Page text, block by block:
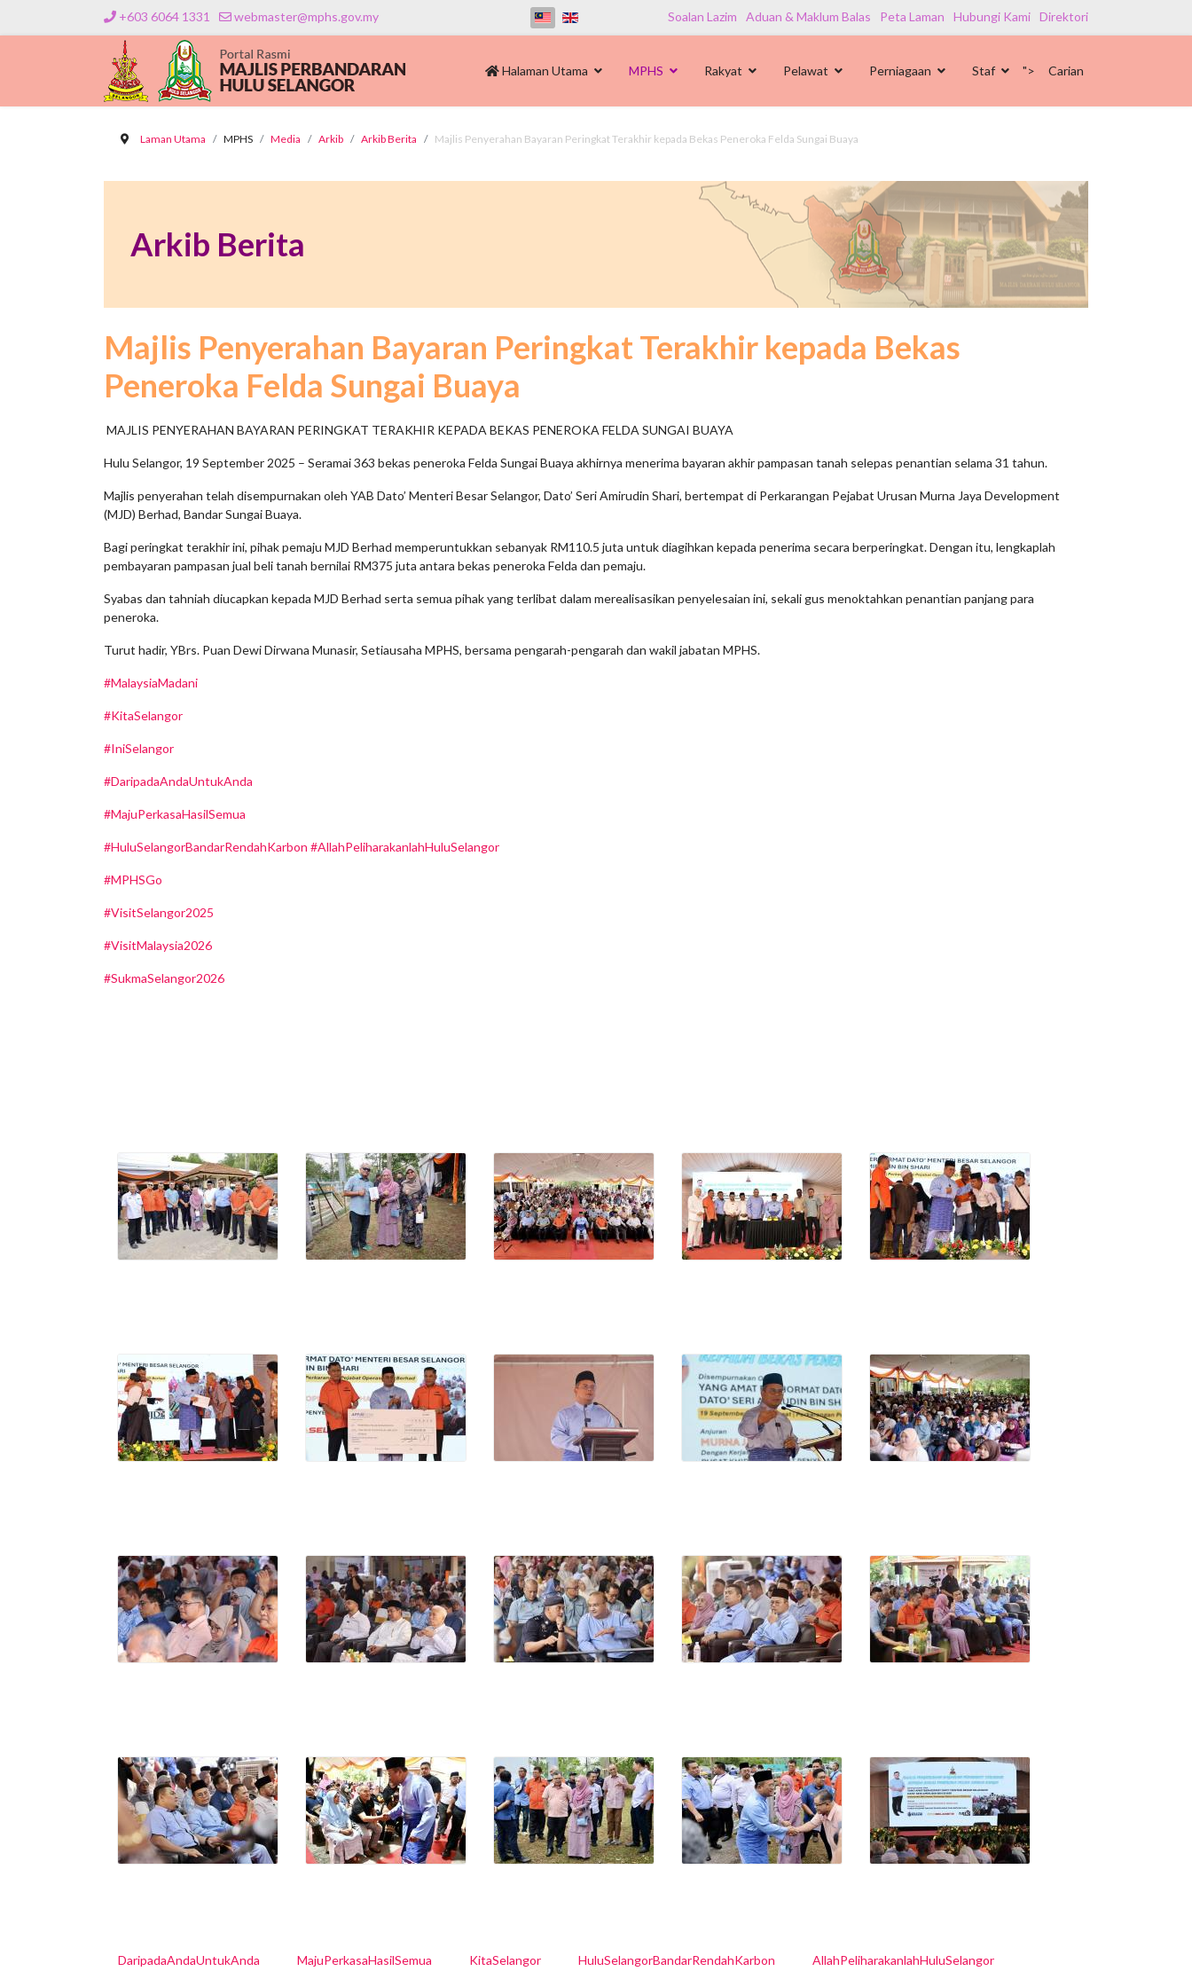
+603 6064 1331 webmaster@mphs.gov.my Soalan Lazim Aduan & Maklum Balas Peta Laman Hubungi Kami Direktori
Halaman Utama MPHS Rakyat Pelawat Perniagaan Staf "> Carian
Laman Utama MPHS Media Arkib Arkib Berita Majlis Penyerahan Bayaran Peringkat Terakhir kepada Bekas Peneroka Felda Sungai Buaya
Arkib Berita
Majlis Penyerahan Bayaran Peringkat Terakhir kepada Bekas
Peneroka Felda Sungai Buaya
MAJLIS PENYERAHAN BAYARAN PERINGKAT TERAKHIR KEPADA BEKAS PENEROKA FELDA SUNGAI BUAYA
Hulu Selangor, 19 September 2025 – Seramai 363 bekas peneroka Felda Sungai Buaya akhirnya menerima bayaran akhir pampasan tanah selepas penantian selama 31 tahun.
Majlis penyerahan telah disempurnakan oleh YAB Dato’ Menteri Besar Selangor, Dato’ Seri Amirudin Shari, bertempat di Perkarangan Pejabat Urusan Murna Jaya Development
(MJD) Berhad, Bandar Sungai Buaya.
Bagi peringkat terakhir ini, pihak pemaju MJD Berhad memperuntukkan sebanyak RM110.5 juta untuk diagihkan kepada penerima secara berperingkat. Dengan itu, lengkaplah
pembayaran pampasan jual beli tanah bernilai RM375 juta antara bekas peneroka Felda dan pemaju.
Syabas dan tahniah diucapkan kepada MJD Berhad serta semua pihak yang terlibat dalam merealisasikan penyelesaian ini, sekali gus menoktahkan penantian panjang para
peneroka.
Turut hadir, YBrs. Puan Dewi Dirwana Munasir, Setiausaha MPHS, bersama pengarah-pengarah dan wakil jabatan MPHS.
#MalaysiaMadani
#KitaSelangor
#IniSelangor
#DaripadaAndaUntukAnda
#MajuPerkasaHasilSemua
#HuluSelangorBandarRendahKarbon #AllahPeliharakanlahHuluSelangor
#MPHSGo
#VisitSelangor2025
#VisitMalaysia2026
#SukmaSelangor2026
DaripadaAndaUntukAnda MajuPerkasaHasilSemua KitaSelangor HuluSelangorBandarRendahKarbon AllahPeliharakanlahHuluSelangor